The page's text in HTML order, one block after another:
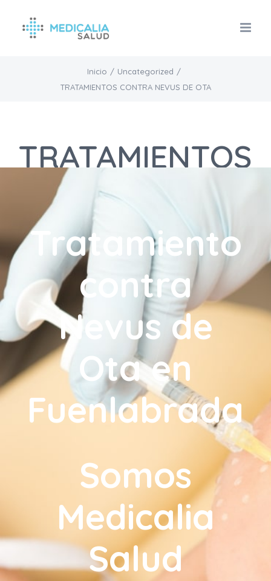
Inicio / Uncategorized /
TRATAMIENTOS CONTRA NEVUS DE OTA
TRATAMIENTOS
CONTRA
NEVUS DE OTA
Tratamiento
contra
Nevus de
Ota en
Fuenlabrada
Somos
Medicalia
Salud